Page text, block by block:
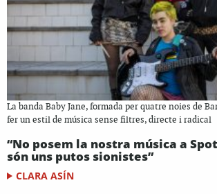
La banda Baby Jane, formada per quatre noies de
fer un estil de música sense filtres, directe i radical
“No posem la nostra música a
són uns putos sionistes”
CLARA ASÍN